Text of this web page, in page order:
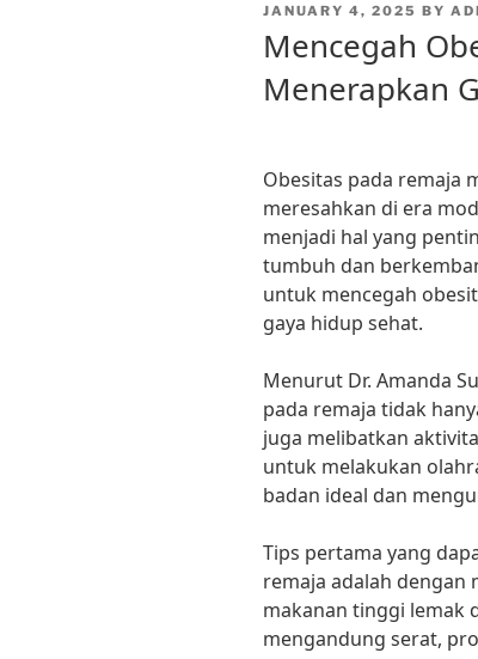
POSTED
JANUARY 4, 2025 BY
Mencegah
Menerapkan
Obesitas pada remaja
meresahkan di era
menjadi hal yang
tumbuh dan
untuk mencegah
gaya hidup sehat.
Menurut Dr. Amanda
pada remaja tidak
juga melibatkan
untuk melakukan
badan ideal dan
Tips pertama yang
remaja adalah dengan
makanan tinggi lemak
mengandung serat,